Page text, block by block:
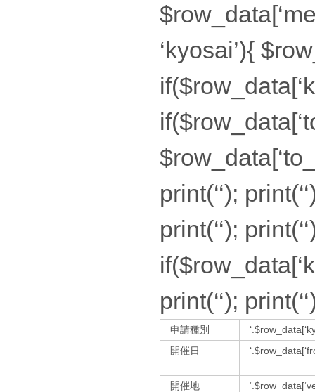
‘kyosai’){
print(‘‘);
print(‘‘);
print(‘‘);
申請種別
開催日
開催地